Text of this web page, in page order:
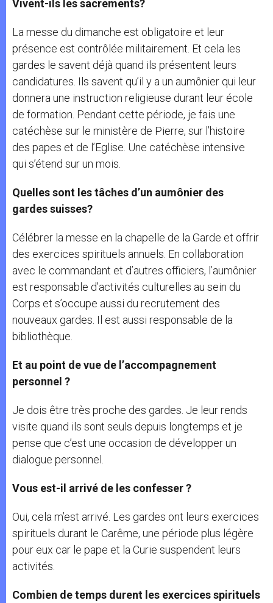
Vivent-ils les sacrements?
La messe du dimanche est obligatoire et leur
présence est contrôlée militairement. Et cela les
gardes le savent déjà quand ils présentent leurs
candidatures. Ils savent qu’il y a un aumônier qui leur
donnera une instruction religieuse durant leur école
de formation. Pendant cette période, je fais une
catéchèse sur le ministère de Pierre, sur l’histoire
des papes et de l’Eglise. Une catéchèse intensive
qui s’étend sur un mois.
Quelles sont les tâches d’un aumônier des
gardes suisses?
Célébrer la messe en la chapelle de la Garde et offrir
des exercices spirituels annuels. En collaboration
avec le commandant et d’autres officiers, l’aumônier
est responsable d’activités culturelles au sein du
Corps et s’occupe aussi du recrutement des
nouveaux gardes. Il est aussi responsable de la
bibliothèque.
Et au point de vue de l’accompagnement
personnel ?
Je dois être très proche des gardes. Je leur rends
visite quand ils sont seuls depuis longtemps et je
pense que c’est une occasion de développer un
dialogue personnel.
Vous est-il arrivé de les confesser ?
Oui, cela m’est arrivé. Les gardes ont leurs exercices
spirituels durant le Carême, une période plus légère
pour eux car le pape et la Curie suspendent leurs
activités.
Combien de temps durent les exercices spirituels